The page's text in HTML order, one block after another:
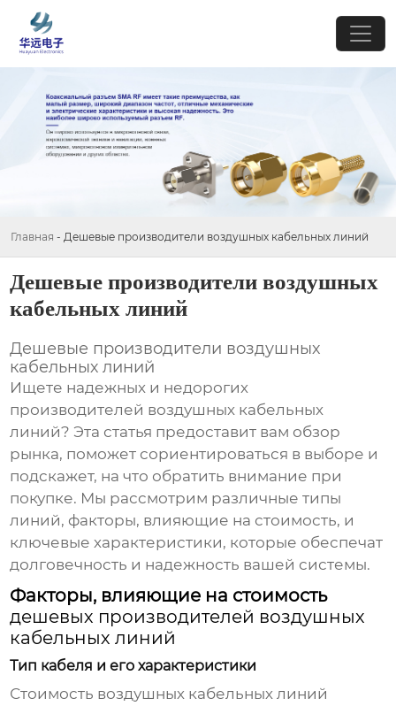
Главная - Дешевые производители воздушных кабельных линий
Дешевые производители воздушных
кабельных линий
Дешевые производители воздушных
кабельных линий
Ищете надежных и недорогих
производителей воздушных кабельных
линий? Эта статья предоставит вам обзор
рынка, поможет сориентироваться в выборе и
подскажет, на что обратить внимание при
покупке. Мы рассмотрим различные типы
линий, факторы, влияющие на стоимость, и
ключевые характеристики, которые обеспечат
долговечность и надежность вашей системы.
Факторы, влияющие на стоимость
дешевых производителей воздушных
кабельных линий
Тип кабеля и его характеристики
Стоимость воздушных кабельных линий